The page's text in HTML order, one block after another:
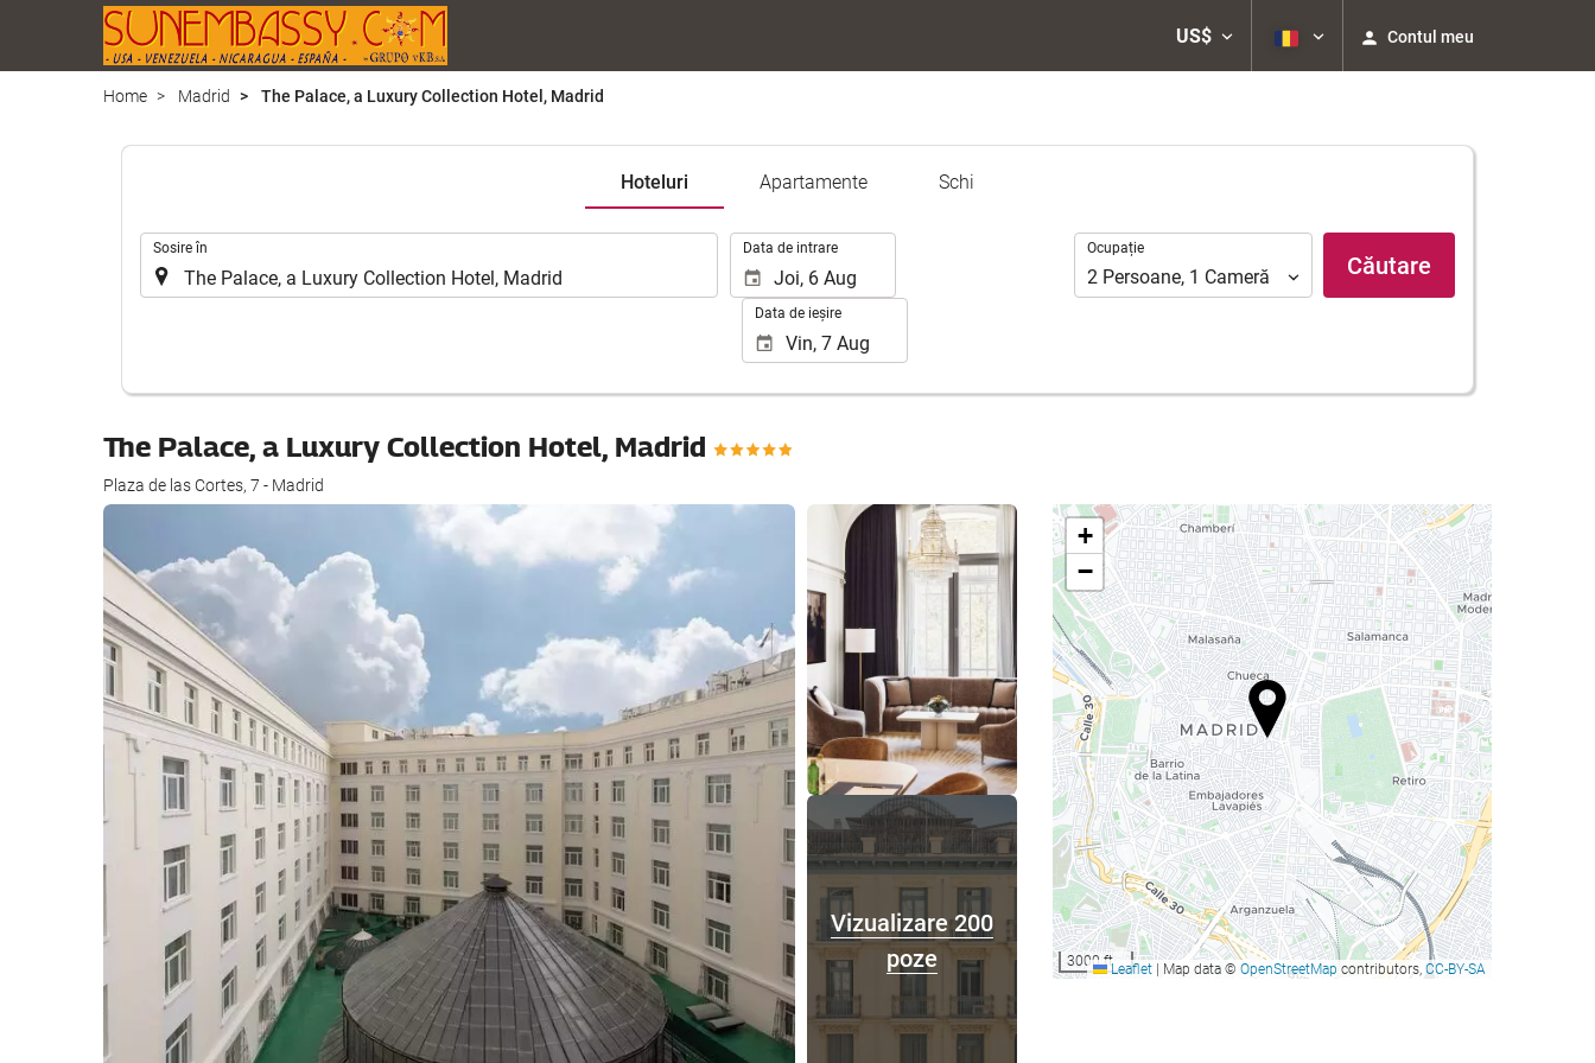
US$ Contul meu
Home Madrid The Palace, a Luxury Collection Hotel, Madrid
Hoteluri Apartamente Schi
Sosire în Data de intrare
Data de ieșire
Ocupație
Ocupație
2 Persoane, 1 Cameră Căutare
The Palace, a Luxury Collection Hotel, Madrid
Plaza de las Cortes, 7 - Madrid
Vizualizare 200
poze
Vizualizare 200 poze
+
−
3000 ftLeaflet Map data © OpenStreetMap contributors, CC-BY-SA